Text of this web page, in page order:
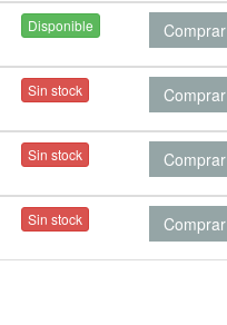
Disponible Comprar
Sin stock Comprar
Sin stock Comprar
Sin stock Comprar